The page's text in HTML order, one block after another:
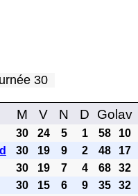
30
M V N D Golav
30 24 5 1 58 10
30 19 9 2 48 17
30 19 7 4 68 32
30 15 6 9 35 32